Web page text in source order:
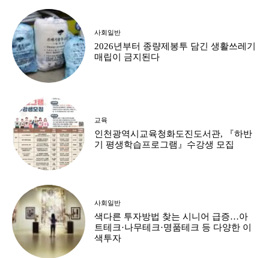
사회일반
2026년부터 종량제봉투 담긴 생활쓰레기
매립이 금지된다
교육
인천광역시교육청화도진도서관, 『하반
기 평생학습프로그램』수강생 모집
사회일반
색다른 투자방법 찾는 시니어 급증…아
트테크·나무테크·명품테크 등 다양한 이
색투자